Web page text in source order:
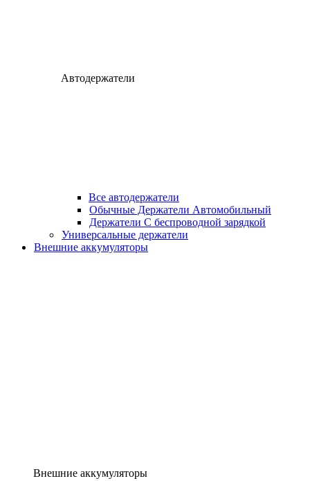
Автодержатели
Все автодержатели
Обычные Держатели Автомобильный
Держатели С беспроводной зарядкой
Универсальные держатели
Внешние аккумуляторы
Внешние аккумуляторы